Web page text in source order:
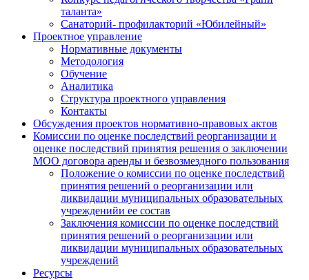
таланта»
Санаторий- профилакторий «Юбилейный»
Проектное управление
Нормативные документы
Методология
Обучение
Аналитика
Структура проектного управления
Контакты
Обсуждения проектов нормативно-правовых актов
Комиссии по оценке последствий реорганизации и
оценке последствий принятия решения о заключении
МОО договора аренды и безвозмездного пользования
Положение о комиссии по оценке последствий
принятия решений о реорганизации или
ликвидации муниципальных образовательных
учрежденийи ее состав
Заключения комиссии по оценке последствий
принятия решений о реорганизации или
ликвидации муниципальных образовательных
учреждений
Ресурсы